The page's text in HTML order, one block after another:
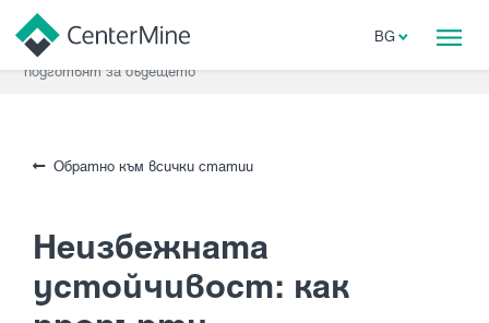
BG
Начало
Блог
Неизбежната устойчивост: как пропърти мениджърите да се
подготвят за бъдещето
Обратно към всички статии
Неизбежната
устойчивост: как